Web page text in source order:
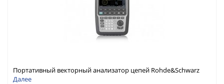
Портативный векторный анализатор цепей Rohde&Schwarz
ZNH с диапазоном частот от 30 кГц до 26,5 ГГц
Далее